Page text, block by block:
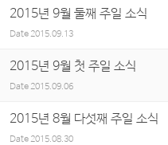
2015년 9월 둘째 주일 소식
Date2015.09.13
2015년 9월 첫 주일 소식
Date 2015.09.06
2015년 8월 다섯째 주일 소식
Date2015.08.30